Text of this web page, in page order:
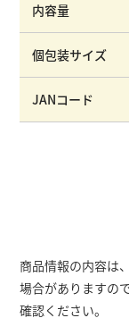
内容量
個包装サイズ
JANコード
商品情報の内容は
場合がありますの
確認ください。